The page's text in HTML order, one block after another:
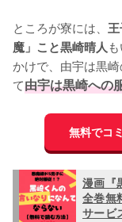
ところが寮には、
魔」こと黒崎晴人
かけで、由宇は黒
て由宇は黒崎へ
無料でコ
漫画『
全巻無
サービ